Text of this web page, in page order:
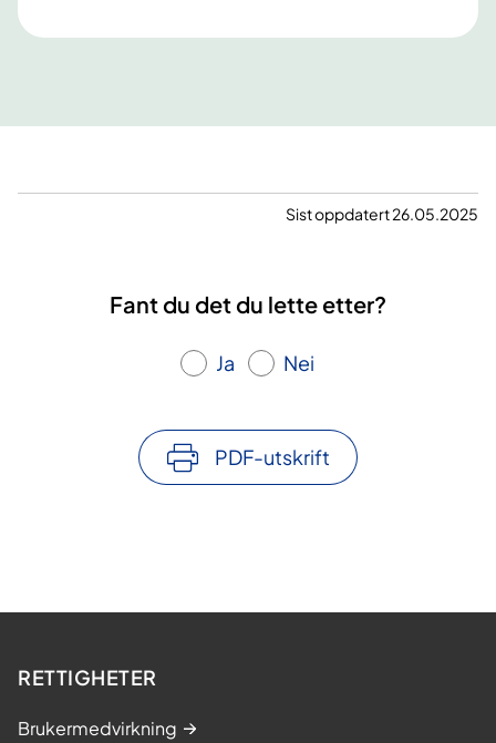
Sist oppdatert 26.05.2025
Fant du det du lette etter?
Ja Nei
PDF-utskrift
RETTIGHETER
Brukermedvirkning